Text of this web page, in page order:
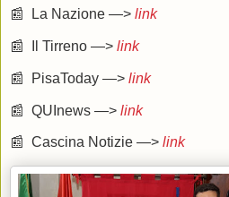
📰 La Nazione —> link
📰 Il Tirreno —> link
📰 PisaToday —> link
📰 QUInews —> link
📰 Cascina Notizie —> link